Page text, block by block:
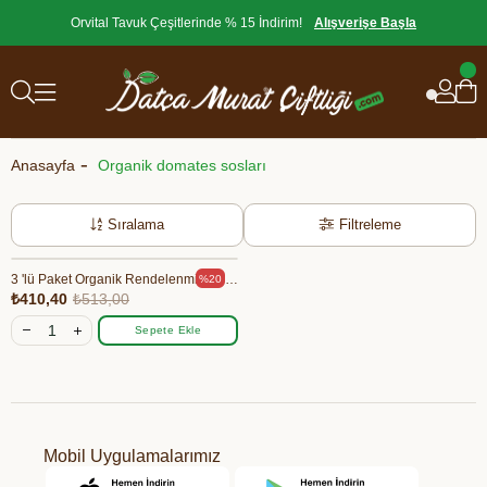
Orvital Tavuk Çeşitlerinde % 15 İndirim! Alışverişe Başla
Anasayfa Organik domates sosları
Filtreleme
Sıralama
3 'lü Paket Organik Rendelenmiş Domates 345 gr
₺410,40 ₺513,00
Sepete Ekle
%20
Mobil Uygulamalarımız